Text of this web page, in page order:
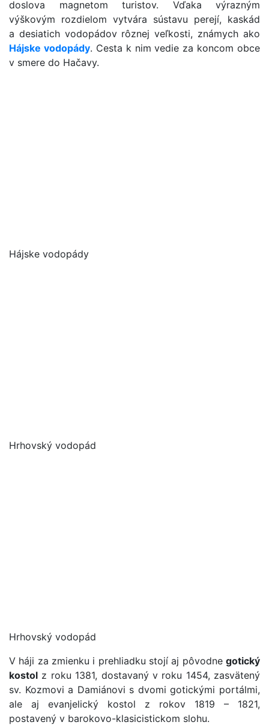
doslova magnetom turistov. Vďaka výrazným
výškovým rozdielom vytvára sústavu perejí, kaskád
a desiatich vodopádov rôznej veľkosti, známych ako
Hájske vodopády. Cesta k nim vedie za koncom obce
v smere do Hačavy.
Hájske vodopády
Hrhovský vodopád
Hrhovský vodopád
V háji za zmienku i prehliadku stojí aj pôvodne gotický
kostol z roku 1381, dostavaný v roku 1454, zasvätený
sv. Kozmovi a Damiánovi s dvomi gotickými portálmi,
ale aj evanjelický kostol z rokov 1819 – 1821,
postavený v barokovo-klasicistickom slohu.